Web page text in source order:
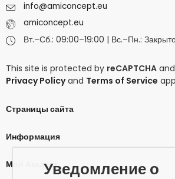
info@amiconcept.eu
amiconcept.eu
Вт.–Сб.: 09:00–19:00 | Вс.–Пн.:
This site is protected by reCAPTCHA
Privacy Policyand Terms of Service
Страницы сайта
Информация
Мой АккаунтУведомление о